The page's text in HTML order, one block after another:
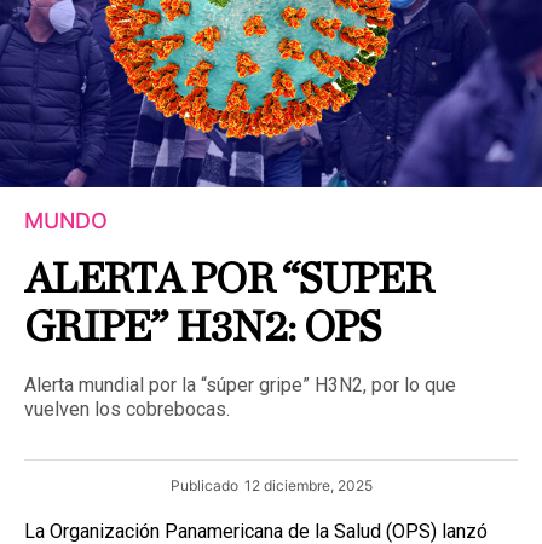
MUNDO
ALERTA POR “SUPER
GRIPE” H3N2: OPS
Alerta mundial por la “súper gripe” H3N2, por lo que
vuelven los cobrebocas.
Publicado 12 diciembre, 2025
La Organización Panamericana de la Salud (OPS) lanzó